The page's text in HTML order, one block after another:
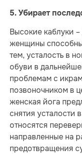
5. Убирает
Высокие каблуки
женщины
тем, усталость в
обуви в
проблемам с
позвоночником в
женская йога
снятия усталости
относятся
направленные на
предотвращения